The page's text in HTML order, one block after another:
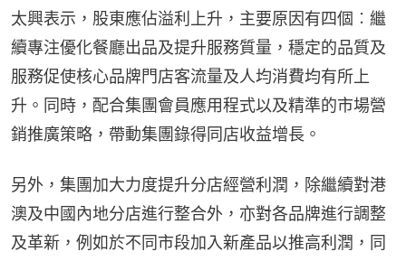
太興表示，股東應佔溢利上升，主要原因有四個︰繼
續專注優化餐廳出品及提升服務質量，穩定的品質及
服務促使核心品牌門店客流量及人均消費均有所上
升。同時，配合集團會員應用程式以及精準的市場營
銷推廣策略，帶動集團錄得同店收益增長。
另外，集團加大力度提升分店經營利潤，除繼續對港
澳及中國內地分店進行整合外，亦對各品牌進行調整
及革新，例如於不同市段加入新產品以推高利潤，同